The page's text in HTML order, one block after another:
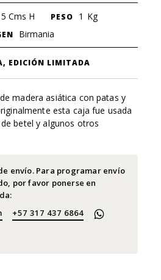
Cms H PESO 1 Kg
Birmania
EDICIÓN LIMITADA
madera asiática con patas y
esta caja fue usada
betel y algunos otros
envío. Para programar envío
por favor ponerse en
+57 317 437 6864